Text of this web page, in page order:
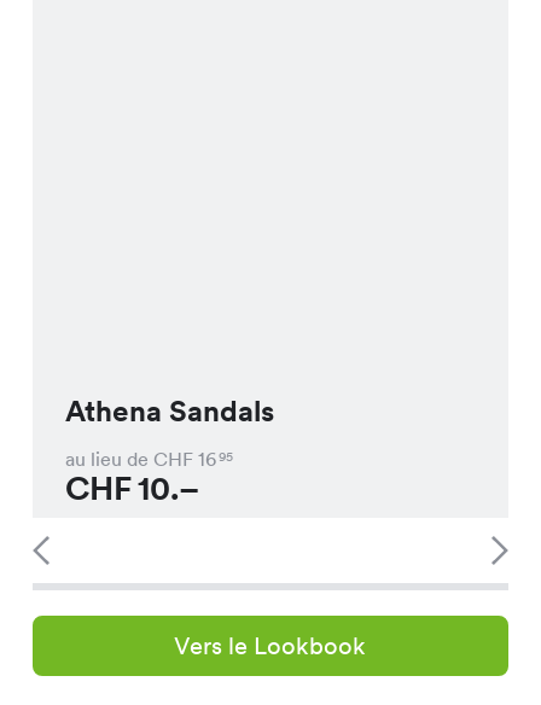
Athena Sandals
au lieu de CHF 1695
CHF10.–
Vers le Lookbook